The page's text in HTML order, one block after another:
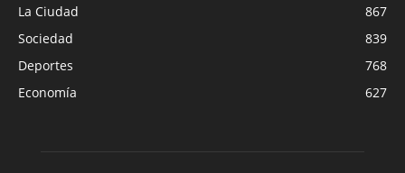
La Ciudad
867
Sociedad
839
Deportes
768
Economía
627